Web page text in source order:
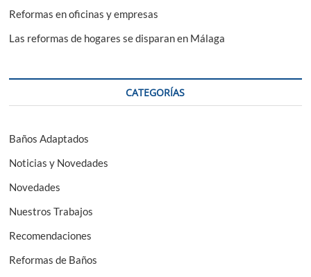
Reformas en oficinas y empresas
Las reformas de hogares se disparan en Málaga
CATEGORÍAS
Baños Adaptados
Noticias y Novedades
Novedades
Nuestros Trabajos
Recomendaciones
Reformas de Baños